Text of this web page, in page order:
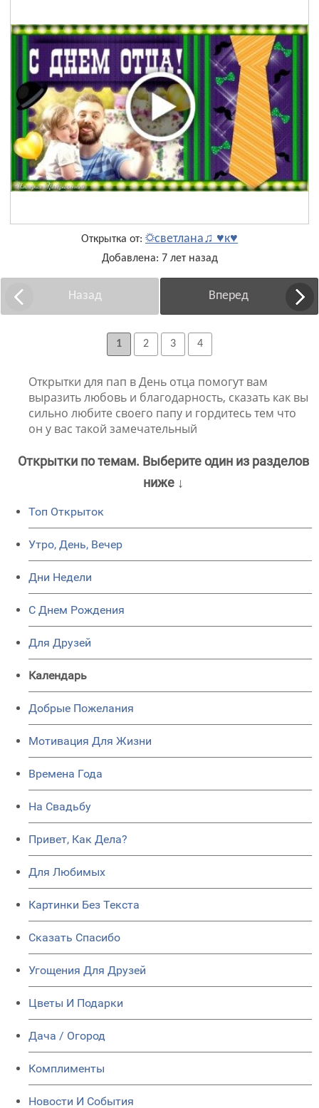
Открытка от: ☼светлана♫ ♥к♥
Добавлена: 7 лет назад
Назад Вперед
1 2 3 4
Открытки для пап в День отца помогут вам
выразить любовь и благодарность, сказать как вы
сильно любите своего папу и гордитесь тем что
он у вас такой замечательный
Открытки по темам. Выберите один из разделов
ниже ↓
Топ Открыток
Утро, День, Вечер
Дни Недели
C Днем Рождения
Для Друзей
Календарь
Добрые Пожелания
Мотивация Для Жизни
Времена Года
На Свадьбу
Привет, Как Дела?
Для Любимых
Картинки Без Текста
Сказать Спасибо
Угощения Для Друзей
Цветы И Подарки
Дача / Огород
Комплименты
Новости И События